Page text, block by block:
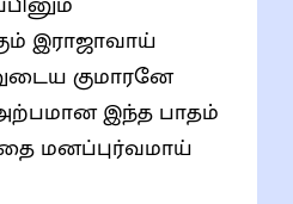
இராஜாவாய்
குமாரனே
இந்த பாதம்
மனப்புர்வமாய்